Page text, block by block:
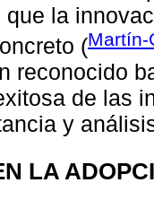
que la
(Martín-
reconocido
de las
y
LA